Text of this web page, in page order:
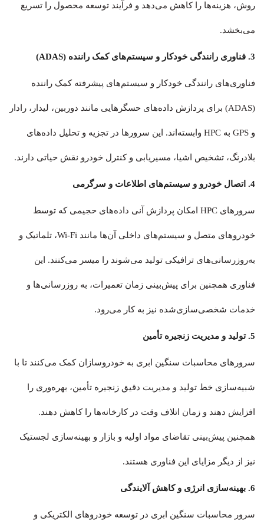
روش، هزینه‌ها را کاهش می‌دهد و فرآیند توسعه محصول را تسریع
می‌بخشد.
3. فناوری رانندگی خودکار و سیستم‌های کمک راننده (ADAS)
فناوری‌های رانندگی خودکار و سیستم‌های پیشرفته کمک راننده
(ADAS) برای پردازش داده‌های حسگرهایی مانند دوربین، لیدار، رادار
و GPS به HPC وابسته‌اند. این سرورها در تجزیه و تحلیل داده‌های
بلادرنگ، تشخیص اشیا، مسیریابی و کنترل خودرو نقش حیاتی دارند.
4. اتصال خودرو و سیستم‌های اطلاعات و سرگرمی
سرورهای HPC امکان پردازش آنی داده‌های حجیمی که توسط
خودروهای متصل و سیستم‌های داخلی آن‌ها مانند Wi-Fi، تلماتیک و
به‌روزرسانی‌های ترافیکی تولید می‌شوند را میسر می‌کنند. این
فناوری همچنین برای پیش‌بینی زمان تعمیرات، به روزرسانی‌ها و
خدمات شخصی‌سازی‌شده نیز به کار می‌رود.
5. تولید و مدیریت زنجیره تأمین
سرورهای محاسبات سنگین ابری به خودروسازان کمک می‌کنند تا با
شبیه‌سازی خط تولید و مدیریت دقیق زنجیره تأمین، بهره‌وری را
افزایش دهند و زمان اتلاف وقت در کارخانه‌ها را کاهش دهند.
همچنین پیش‌بینی تقاضای مواد اولیه و بازار و بهینه‌سازی لجستیک
نیز از دیگر مزایای این فناوری هستند.
6. بهینه‌سازی انرژی و کاهش آلایندگی
سرور محاسبات سنگین ابری در توسعه خودروهای الکتریکی و